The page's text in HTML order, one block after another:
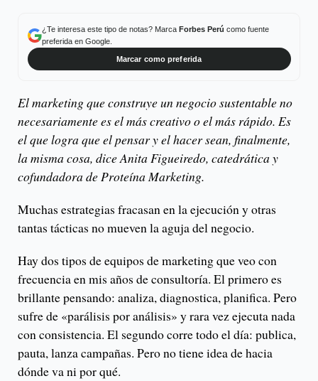
¿Te interesa este tipo de notas? Marca Forbes Perú como fuente
preferida en Google.
Marcar como preferida
El marketing que construye un negocio sustentable no
necesariamente es el más creativo o el más rápido. Es
el que logra que el pensar y el hacer sean, finalmente,
la misma cosa, dice Anita Figueiredo, catedrática y
cofundadora de Proteína Marketing.
Muchas estrategias fracasan en la ejecución y otras
tantas tácticas no mueven la aguja del negocio.
Hay dos tipos de equipos de marketing que veo con
frecuencia en mis años de consultoría. El primero es
brillante pensando: analiza, diagnostica, planifica. Pero
sufre de «parálisis por análisis» y rara vez ejecuta nada
con consistencia. El segundo corre todo el día: publica,
pauta, lanza campañas. Pero no tiene idea de hacia
dónde va ni por qué.